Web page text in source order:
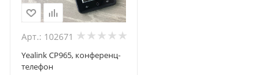
Арт.: 102671
Yealink CP965, конференц-
телефон